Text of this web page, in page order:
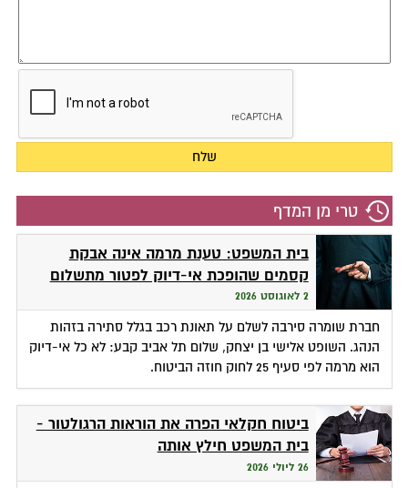
טרי מן המדף
בית המשפט: טענת מרמה אינה אבקת
קסמים שהופכת אי-דיוק לפטור מתשלום
2 לאוגוסט 2026
חברת שומרה סירבה לשלם על תאונת רכב בגלל סתירה בזהות
הנהג. השופט אלישי בן יצחק, שלום תל אביב קבע: לא כל אי-דיוק
הוא מרמה לפי סעיף 25 לחוק חוזה הביטוח.
ביטוח חקלאי הפרה את הוראות הרגולטור -
בית המשפט חילץ אותה
26 ליולי 2026